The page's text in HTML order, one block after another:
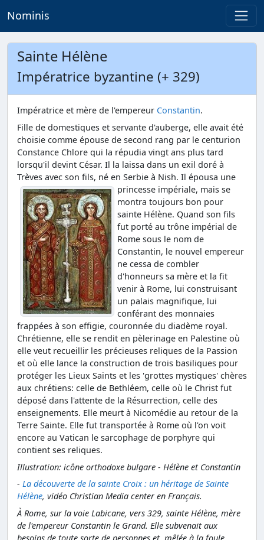
Nominis
Sainte Hélène
Impératrice byzantine (+ 329)
Impératrice et mère de l'empereur Constantin.
Fille de domestiques et servante d'auberge, elle avait été
choisie comme épouse de second rang par le centurion
Constance Chlore qui la répudia vingt ans plus tard
lorsqu'il devint César. Il la laissa dans un exil doré à
Trèves avec son fils, né en Serbie à Nish. Il épousa une
princesse impériale, mais se
montra toujours bon pour
sainte Hélène. Quand son fils
fut porté au trône impérial de
Rome sous le nom de
Constantin, le nouvel empereur
ne cessa de combler
d'honneurs sa mère et la fit
venir à Rome, lui construisant
un palais magnifique, lui
conférant des monnaies
frappées à son effigie, couronnée du diadème royal.
Chrétienne, elle se rendit en pèlerinage en Palestine où
elle veut recueillir les précieuses reliques de la Passion
et où elle lance la construction de trois basiliques pour
protéger les Lieux Saints et les 'grottes mystiques' chères
aux chrétiens: celle de Bethléem, celle où le Christ fut
déposé dans l'attente de la Résurrection, celle des
enseignements. Elle meurt à Nicomédie au retour de la
Terre Sainte. Elle fut transportée à Rome où l'on voit
encore au Vatican le sarcophage de porphyre qui
contient ses reliques.
Illustration: icône orthodoxe bulgare - Hélène et Constantin
- La découverte de la sainte Croix : un héritage de Sainte
Hélène, vidéo Christian Media center en Français.
À Rome, sur la voie Labicane, vers 329, sainte Hélène, mère
de l'empereur Constantin le Grand. Elle subvenait aux